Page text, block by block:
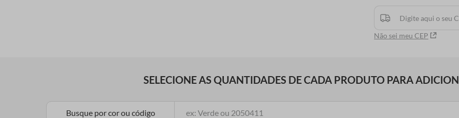
Não sei meu CEP
SELECIONE AS QUANTIDADES DE CADA PRODUTO PARA
Busque por cor ou código